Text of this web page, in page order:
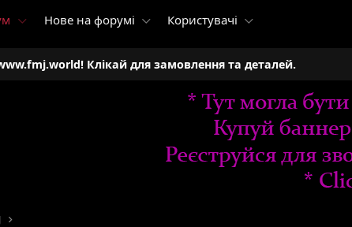
Нове на форумі Користувачі
Клікай для замовлення та деталей.